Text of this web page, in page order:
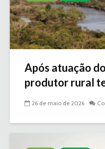
Após atuação
produtor rural
26 de maio de 2026